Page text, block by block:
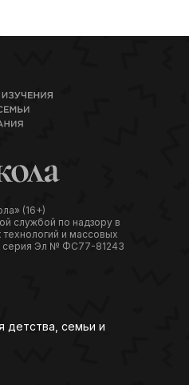
(16+)
службой по надзору в
и массовых
серия Эл № ФС77-81243
детства, семьи и